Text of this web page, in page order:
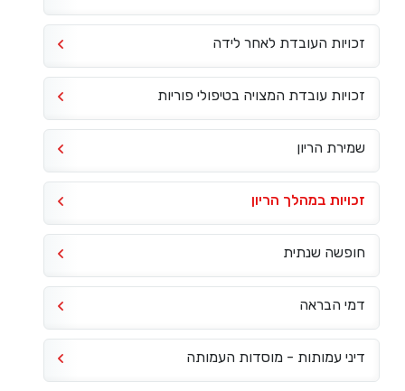
זכויות העובדת לאחר לידה
זכויות עובדת המצויה בטיפולי פוריות
שמירת הריון
זכויות במהלך הריון
חופשה שנתית
דמי הבראה
דיני עמותות - מוסדות העמותה